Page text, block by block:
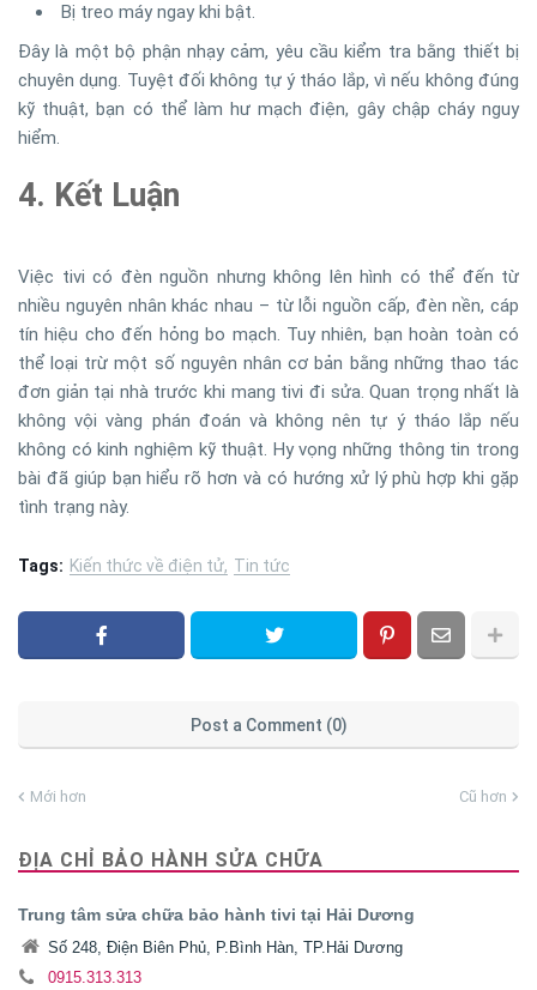
Bị treo máy ngay khi bật.
Đây là một bộ phận nhạy cảm, yêu cầu kiểm tra bằng thiết bị
chuyên dụng. Tuyệt đối không tự ý tháo lắp, vì nếu không đúng
kỹ thuật, bạn có thể làm hư mạch điện, gây chập cháy nguy
hiểm.
4. Kết Luận
Việc tivi có đèn nguồn nhưng không lên hình có thể đến từ
nhiều nguyên nhân khác nhau – từ lỗi nguồn cấp, đèn nền, cáp
tín hiệu cho đến hỏng bo mạch. Tuy nhiên, bạn hoàn toàn có
thể loại trừ một số nguyên nhân cơ bản bằng những thao tác
đơn giản tại nhà trước khi mang tivi đi sửa. Quan trọng nhất là
không vội vàng phán đoán và không nên tự ý tháo lắp nếu
không có kinh nghiệm kỹ thuật. Hy vọng những thông tin trong
bài đã giúp bạn hiểu rõ hơn và có hướng xử lý phù hợp khi gặp
tình trạng này.
Tags: Kiến thức về điện tử Tin tức
Post a Comment (0)
Mới hơn Cũ hơn
ĐỊA CHỈ BẢO HÀNH SỬA CHỮA
Trung tâm sửa chữa bảo hành tivi tại Hải Dương
Số 248, Điện Biên Phủ, P.Bình Hàn, TP.Hải Dương
0915.313.313